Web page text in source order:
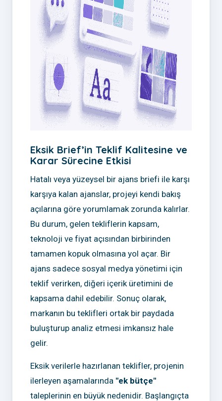
Eksik Brief’in Teklif Kalitesine ve
Karar Sürecine Etkisi
Hatalı veya yüzeysel bir ajans briefi ile karşı
karşıya kalan ajanslar, projeyi kendi bakış
açılarına göre yorumlamak zorunda kalırlar.
Bu durum, gelen tekliflerin kapsam,
teknoloji ve fiyat açısından birbirinden
tamamen kopuk olmasına yol açar. Bir
ajans sadece sosyal medya yönetimi için
teklif verirken, diğeri içerik üretimini de
kapsama dahil edebilir. Sonuç olarak,
markanın bu teklifleri ortak bir paydada
buluşturup analiz etmesi imkansız hale
gelir.
Eksik verilerle hazırlanan teklifler, projenin
ilerleyen aşamalarında "ek bütçe"
taleplerinin en büyük nedenidir. Başlangıçta